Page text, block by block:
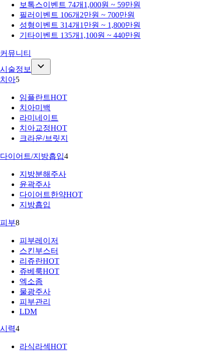
보톡스이벤트 74개 1,000원 ~ 59만원
필러 이벤트 106개 2만원 ~ 700만원
성형이벤트 314개 1만원 ~ 1,800만원
기타이벤트 135개 1,100원 ~ 440만원
커뮤니티
시술정보
치아5
임플란트HOT
치아미백
라미네이트
치아교정HOT
크라운/브릿지
다이어트/지방흡입4
지방분해주사
윤곽주사
다이어트한약HOT
지방흡입
피부8
피부레이저
스킨부스터
리쥬란HOT
쥬베룩HOT
엑소좀
물광주사
피부관리
LDM
시력4
라식라섹HOT